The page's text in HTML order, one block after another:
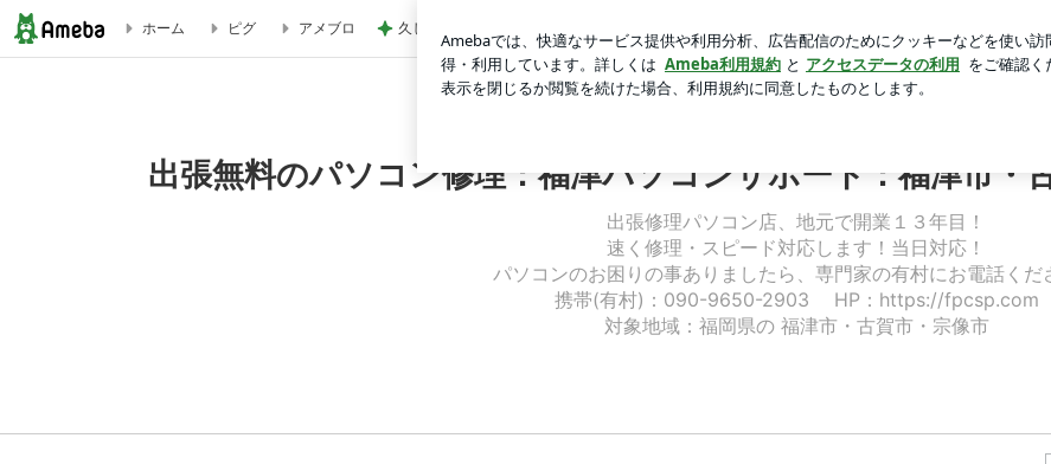
ブログ｜出張無料のパソコン修理：福津パソコンサポート：福津市・古賀市・宗像市＠店長ブログ
ホーム ピグ アメブロ 久しぶりの曲を2人で演奏の相談 ロ
出張無料のパソコン修理：福津パソコンサポート：福津市・
出張修理パソコン店、地元で開業１３年目！
速く修理・スピード対応します！当日対応！
パソコンのお困りの事ありましたら、専門家の有村にお電話くだ
携帯(有村)：090-9650-2903 HP：https://fpcsp.com
対象地域：福岡県の 福津市・古賀市・宗像市